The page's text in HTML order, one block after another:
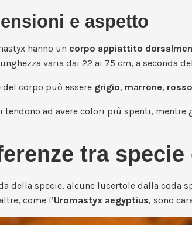
e aspetto
hanno un corpo appiattito
varia dai 22 ai 75 cm, a seconda
del corpo può essere grigio, marrone,
tendono ad avere colori più spenti,
tra
della specie, alcune lucertole dalla coda
come l’Uromastyx aegyptius, sono